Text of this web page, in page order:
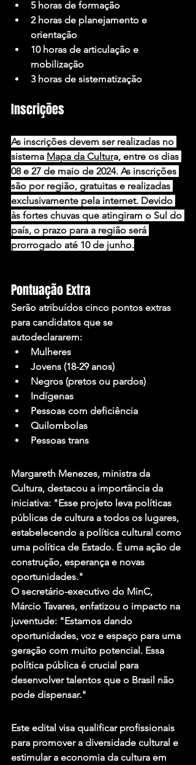
5 horas de formação
2 horas de planejamento e
orientação
10 horas de articulação e
mobilização
3 horas de sistematização
Inscrições
As inscrições devem ser realizadas no
sistema Mapa da Cultura, entre os dias
08 e 27 de maio de 2024. As inscrições
são por região, gratuitas e realizadas
exclusivamente pela internet. Devido
às fortes chuvas que atingiram o Sul do
país, o prazo para a região será
prorrogado até 10 de junho.
Pontuação Extra
Serão atribuídos cinco pontos extras
para candidatos que se
autodeclararem:
Mulheres
Jovens (18-29 anos)
Negros (pretos ou pardos)
Indígenas
Pessoas com deficiência
Quilombolas
Pessoas trans
Margareth Menezes, ministra da
Cultura, destacou a importância da
iniciativa: "Esse projeto leva políticas
públicas de cultura a todos os lugares,
estabelecendo a política cultural como
uma política de Estado. É uma ação de
construção, esperança e novas
oportunidades."
O secretário-executivo do MinC,
Márcio Tavares, enfatizou o impacto na
juventude: "Estamos dando
oportunidades, voz e espaço para uma
geração com muito potencial. Essa
política pública é crucial para
desenvolver talentos que o Brasil não
pode dispensar."
Este edital visa qualificar profissionais
para promover a diversidade cultural e
estimular a economia da cultura em